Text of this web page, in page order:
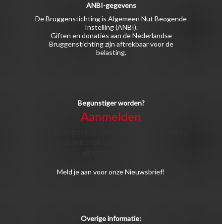
ANBI-gegevens
De Bruggenstichting is Algemeen Nut Beogende
Instelling (ANBI).
Giften en donaties aan de Nederlandse
Bruggenstichting zijn aftrekbaar voor de
belasting.
Begunstiger worden?
Aanmelden
Meld je aan voor onze Nieuwsbrief!
Overige informatie: